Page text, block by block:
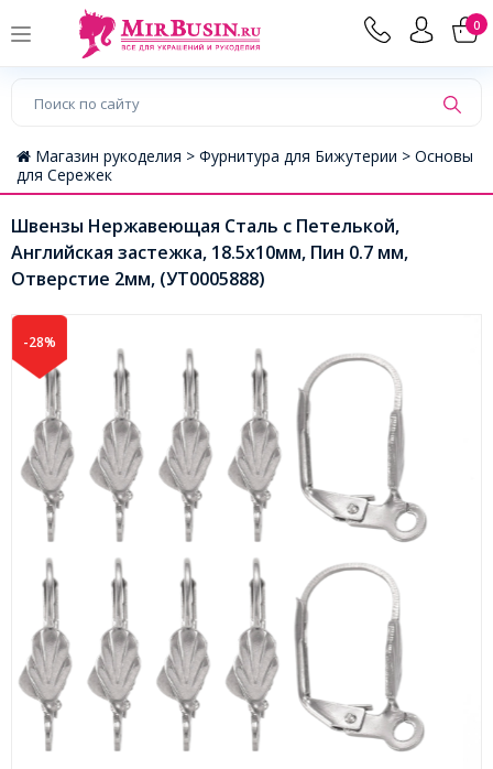
0
Магазин рукоделия > Фурнитура для Бижутерии > Основы
для Сережек
Швензы Нержавеющая Сталь c Петелькой,
Английская застежка, 18.5х10мм, Пин 0.7 мм,
Отверстие 2мм, (УТ0005888)
-28%